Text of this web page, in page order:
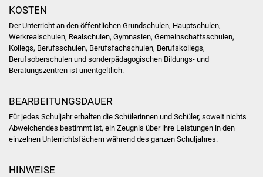
Bürgerinfos
Bildung
Kolping-Musikschule
KOSTEN
Der Unterricht an den öffentlichen Grundschulen, Hauptschulen,
Werkrealschulen, Realschulen, Gymnasien, Gemeinschaftsschulen,
Kollegs, Berufsschulen, Berufsfachschulen, Berufskollegs,
Berufsoberschulen und sonderpädagogischen Bildungs- und
Beratungszentren ist unentgeltlich.
BEARBEITUNGSDAUER
Für jedes Schuljahr erhalten die Schülerinnen und Schüler, soweit nichts
Abweichendes bestimmt ist, ein Zeugnis über ihre Leistungen in den
einzelnen Unterrichtsfächern während des ganzen Schuljahres.
HINWEISE